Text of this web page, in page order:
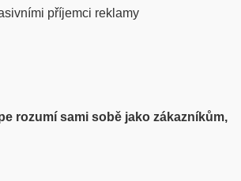
příjemci reklamy
rozumí sami sobě jako zákazníkům,